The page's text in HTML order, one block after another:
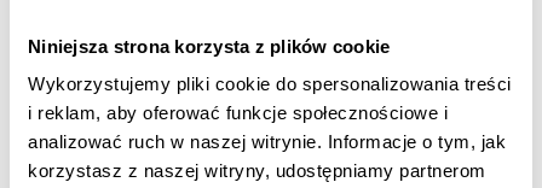
Niniejsza strona korzysta z plików cookie
Wykorzystujemy pliki cookie do spersonalizowania treści
i reklam, aby oferować funkcje społecznościowe i
analizować ruch w naszej witrynie. Informacje o tym, jak
korzystasz z naszej witryny, udostępniamy partnerom
Kolor: DARK MID BLUE
N 487-077
289,90 PLN
+ Tabela rozmiarów
+ Zapytaj o rozmiar